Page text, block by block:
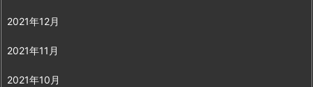
2021年12月
2021年11月
2021年10月